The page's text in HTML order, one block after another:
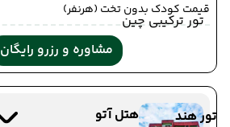
تور ترکیبی چین
تور هند
قیمت کودک بدون تخت (هرنفر)
مشاوره و رزرو رایگان
هتل آتو